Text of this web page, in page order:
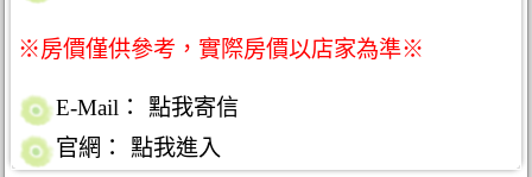
※房價僅供參考，實際房價以店家為準※
E-Mail：
點我寄信
官網：
點我進入